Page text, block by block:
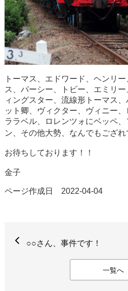
トーマス、エドワード、ヘンリ
ス、パーシー、トビー、エミリ
ィングスター、流線形トーマス
ット卿、ヴィクター、ヴィニー
ララベル、ロレンツォにベッペ
ン、その他大勢、なんでもござれ
お待ちしております！！
金子
ページ作成日 2022-04-04
○○さん、事件です！
一覧へ